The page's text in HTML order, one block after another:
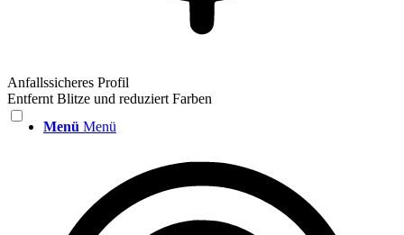
Menü Menü
Anfallssicheres Profil
Entfernt Blitze und reduziert Farben